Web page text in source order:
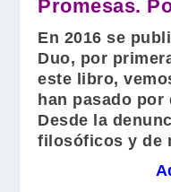
Promesas.
En 2016 se
Duo, por
este libro,
han pasado por
Desde la
filosóficos y de